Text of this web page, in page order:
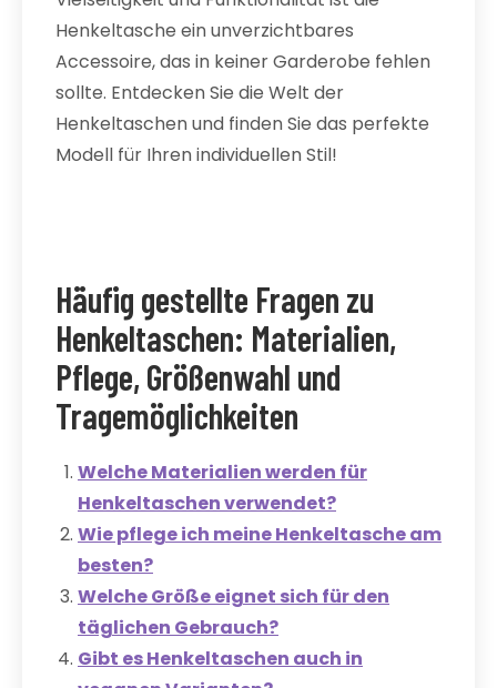
Henkeltasche ein unverzichtbares
Accessoire, das in keiner Garderobe fehlen
sollte. Entdecken Sie die Welt der
Henkeltaschen und finden Sie das perfekte
Modell für Ihren individuellen Stil!
Häufig gestellte Fragen zu
Henkeltaschen: Materialien,
Pflege, Größenwahl und
Tragemöglichkeiten
Welche Materialien werden für
Henkeltaschen verwendet?
Wie pflege ich meine Henkeltasche am
besten?
Welche Größe eignet sich für den
täglichen Gebrauch?
Gibt es Henkeltaschen auch in